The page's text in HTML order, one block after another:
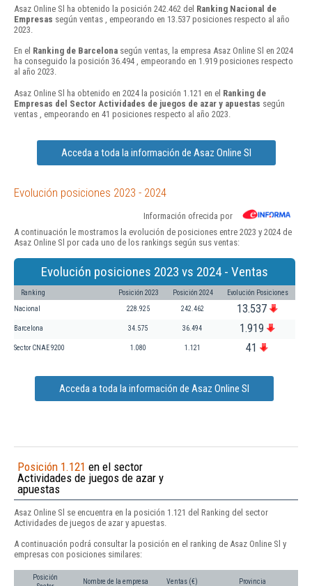
Asaz Online Sl ha obtenido la posición 242.462 del Ranking Nacional de
Empresas según ventas , empeorando en 13.537 posiciones respecto al año
2023.
En el Ranking de Barcelona según ventas, la empresa Asaz Online Sl en 2024
ha conseguido la posición 36.494 , empeorando en 1.919 posiciones respecto
al año 2023.
Asaz Online Sl ha obtenido en 2024 la posición 1.121 en el Ranking de
Empresas del Sector Actividades de juegos de azar y apuestas según
ventas , empeorando en 41 posiciones respecto al año 2023.
Acceda a toda la información de Asaz Online Sl
Evolución posiciones 2023 - 2024
Información ofrecida por
A continuación le mostramos la evolución de posiciones entre 2023 y 2024 de
Asaz Online Sl por cada uno de los rankings según sus ventas:
Evolución posiciones 2023 vs 2024 - Ventas
Ranking Posición 2023 Posición 2024 Evolución Posiciones
Nacional 228.925 242.462 13.537
Barcelona 34.575 36.494 1.919
Sector CNAE 9200 1.080 1.121 41
Acceda a toda la información de Asaz Online Sl
Posición 1.121 en el sector
Actividades de juegos de azar y
apuestas
Asaz Online Sl se encuentra en la posición 1.121 del Ranking del sector
Actividades de juegos de azar y apuestas.
A continuación podrá consultar la posición en el ranking de Asaz Online Sl y
empresas con posiciones similares:
Posición
Nombre de la empresa Ventas (€) Provincia